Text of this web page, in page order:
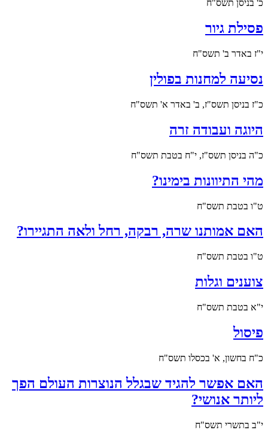
כ' בניסן תשס"ח
פסילת גיור
י"ז באדר ב' תשס"ח
נסיעה למחנות בפולין
כ"ז בניסן תשס"ז, ב' באדר א' תשס"ח
היוגה ועבודה זרה
כ"ה בניסן תשס"ז, י"ח בטבת תשס"ח
מהי התיוונות בימינו?
ט"ו בטבת תשס"ח
האם אמותנו שרה, רבקה, רחל ולאה התגיירו?
ט"ו בטבת תשס"ח
צוענים וגלות
י"א בטבת תשס"ח
פיסול
כ"ח בחשון, א' בכסלו תשס"ח
האם אפשר להגיד שבגלל הנוצרות העולם הפך
ליותר אנושי?
י"ב בתשרי תשס"ח